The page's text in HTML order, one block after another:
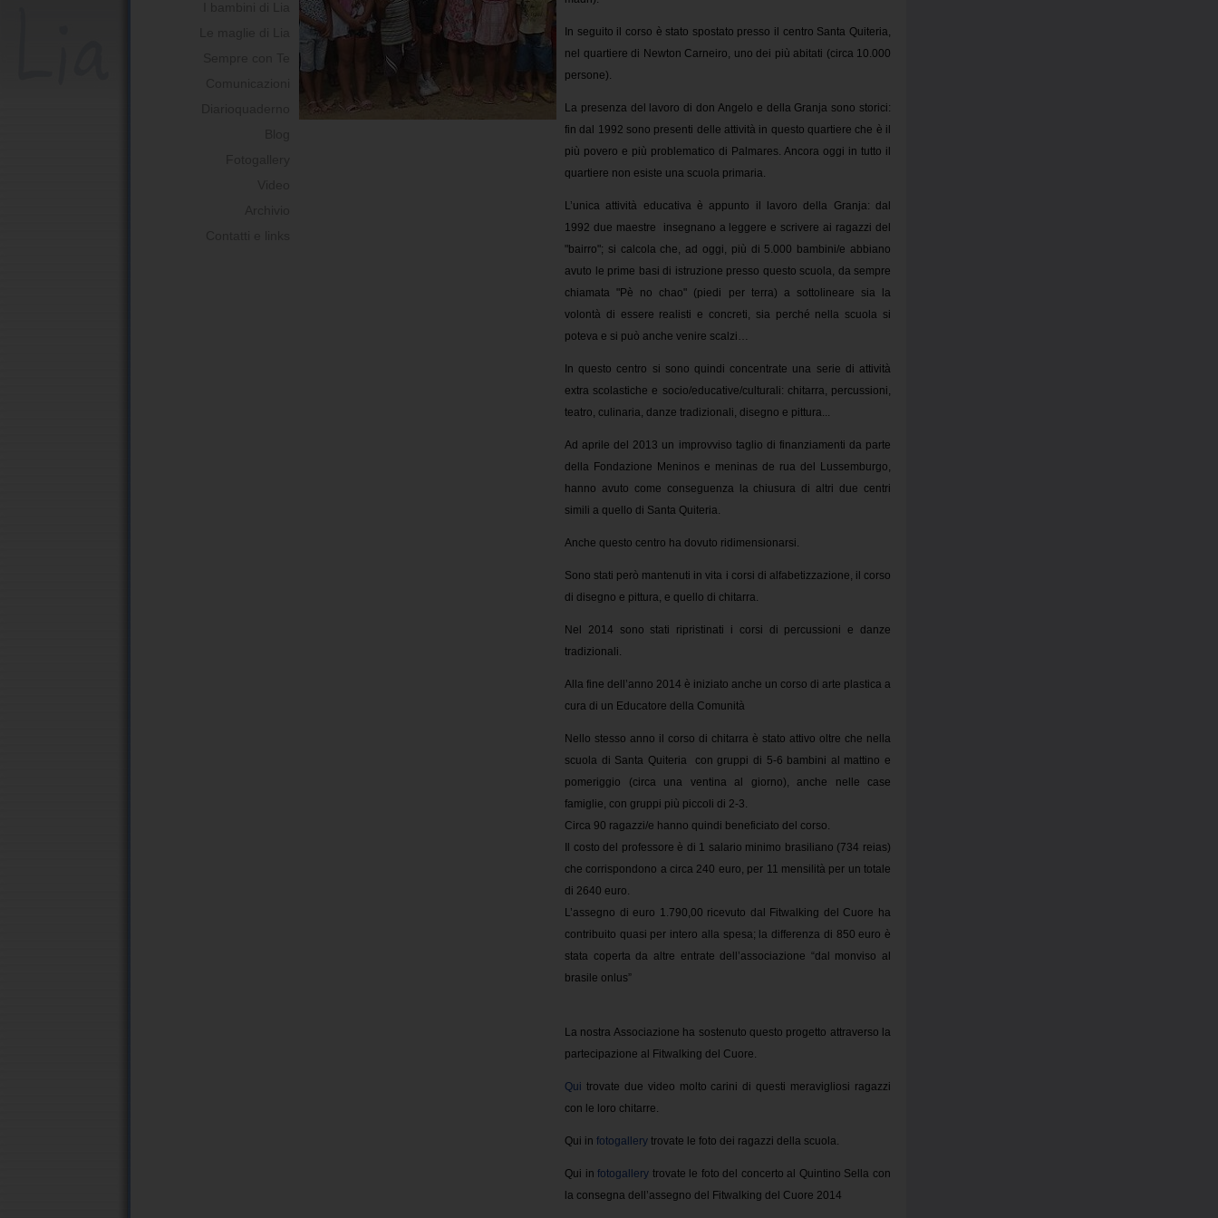
In seguito il corso è stato spostato presso il centro Santa Quiteria,
nel quartiere di Newton Carneiro, uno dei più abitati (circa 10.000
persone).
La presenza del lavoro di don Angelo e della Granja sono storici:
fin dal 1992 sono presenti delle attività in questo quartiere che è il
più povero e più problematico di Palmares. Ancora oggi in tutto il
quartiere non esiste una scuola primaria.
L’unica attività educativa è appunto il lavoro della Granja: dal
1992 due maestre insegnano a leggere e scrivere ai ragazzi del
"bairro"; si calcola che, ad oggi, più di 5.000 bambini/e abbiano
avuto le prime basi di istruzione presso questo scuola, da sempre
chiamata "Pè no chao" (piedi per terra) a sottolineare sia la
volontà di essere realisti e concreti, sia perché nella scuola si
poteva e si può anche venire scalzi…
In questo centro si sono quindi concentrate una serie di attività
extra scolastiche e socio/educative/culturali: chitarra, percussioni,
teatro, culinaria, danze tradizionali, disegno e pittura...
Ad aprile del 2013 un improvviso taglio di finanziamenti da parte
della Fondazione Meninos e meninas de rua del Lussemburgo,
hanno avuto come conseguenza la chiusura di altri due centri
simili a quello di Santa Quiteria.
Anche questo centro ha dovuto ridimensionarsi.
Sono stati però mantenuti in vita i corsi di alfabetizzazione, il corso
di disegno e pittura, e quello di chitarra.
Nel 2014 sono stati ripristinati i corsi di percussioni e danze
tradizionali.
Alla fine dell’anno 2014 è iniziato anche un corso di arte plastica a
cura di un Educatore della Comunità
Nello stesso anno il corso di chitarra è stato attivo oltre che nella
scuola di Santa Quiteria con gruppi di 5-6 bambini al mattino e
pomeriggio (circa una ventina al giorno), anche nelle case
famiglie, con gruppi più piccoli di 2-3.
Circa 90 ragazzi/e hanno quindi beneficiato del corso.
Il costo del professore è di 1 salario minimo brasiliano (734 reias)
che corrispondono a circa 240 euro, per 11 mensilità per un totale
di 2640 euro.
L’assegno di euro 1.790,00 ricevuto dal Fitwalking del Cuore ha
contribuito quasi per intero alla spesa; la differenza di 850 euro è
stata coperta da altre entrate dell’associazione “dal monviso al
brasile onlus”
La nostra Associazione ha sostenuto questo progetto attraverso la
partecipazione al Fitwalking del Cuore.
Qui trovate due video molto carini di questi meravigliosi ragazzi
con le loro chitarre.
Qui in fotogallery trovate le foto dei ragazzi della scuola.
Qui infotogallery trovate le foto del concerto al Quintino Sella con
la consegna dell’assegno del Fitwalking del Cuore 2014